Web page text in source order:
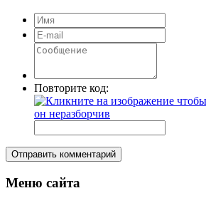
Повторите код:
Отправить комментарий
Меню сайта